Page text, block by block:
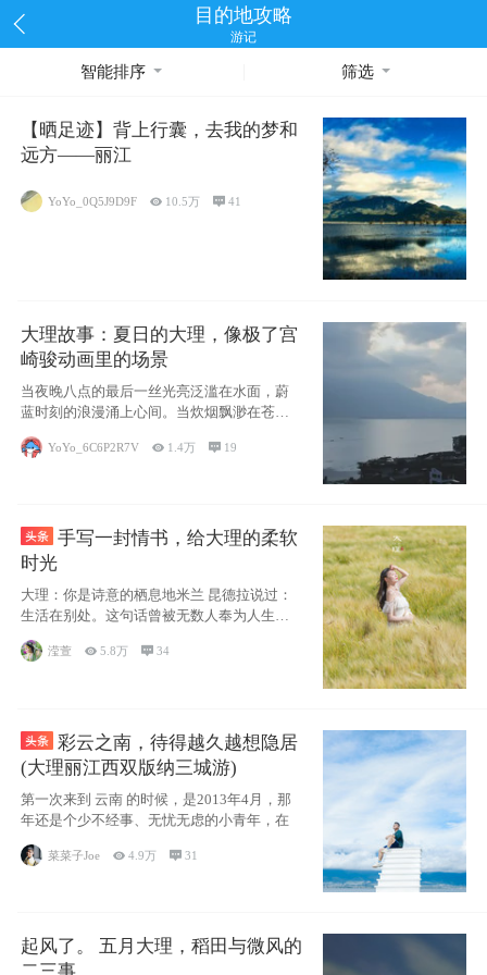
目的地攻略
游记
智能排序 筛选
【晒足迹】背上行囊，去我的梦和
远方——丽江
YoYo_0Q5J9D9F  10.5万 41
大理故事：夏日的大理，像极了宫
崎骏动画里的场景
当夜晚八点的最后一丝光亮泛滥在水面，蔚
蓝时刻的浪漫涌上心间。当炊烟飘渺在苍山
YoYo_6C6P2R7V  1.4万  19
手写一封情书，给大理的柔软
时光
大理：你是诗意的栖息地米兰 昆德拉说过：
生活在别处。这句话曾被无数人奉为人生信
条，并
滢萱 5.8万 34
彩云之南，待得越久越想隐居
(大理丽江西双版纳三城游)
第一次来到 云南 的时候，是2013年4月，那
年还是个少不经事、无忧无虑的小青年，在
菜菜子Joe 4.9万  31
起风了。 五月大理，稻田与微风的